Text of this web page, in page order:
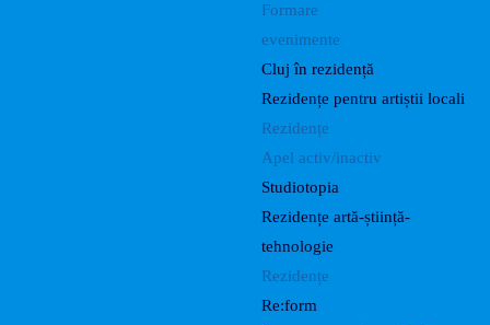
Formare
evenimente
Cluj în rezidență
Rezidențe pentru artiștii locali
Rezidențe
Apel activ/inactiv
Studiotopia
Rezidențe artă-știință-
tehnologie
Rezidențe
Re:form